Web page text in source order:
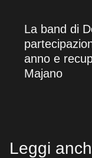
La band di
anno e
Majano
Leggi